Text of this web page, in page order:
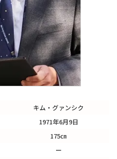
キム・グァンシク
1971年6月9日
175㎝
ー